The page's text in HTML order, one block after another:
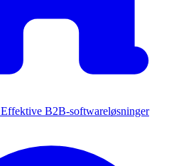
Effektive B2B-softwareløsninger